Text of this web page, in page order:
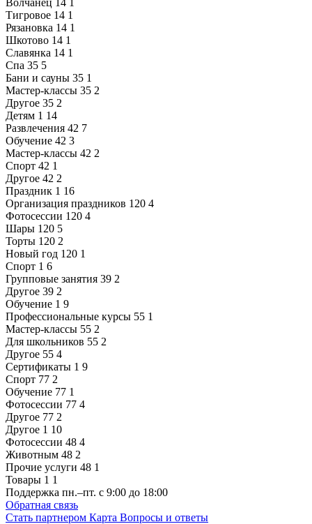
Волчанец 14 1
Тигровое 14 1
Рязановка 14 1
Шкотово 14 1
Славянка 14 1
Спа 35 5
Бани и сауны 35 1
Мастер-классы 35 2
Другое 35 2
Детям 1 14
Развлечения 42 7
Обучение 42 3
Мастер-классы 42 2
Спорт 42 1
Другое 42 2
Праздник 1 16
Организация праздников 120 4
Фотосессии 120 4
Шары 120 5
Торты 120 2
Новый год 120 1
Спорт 1 6
Групповые занятия 39 2
Другое 39 2
Обучение 1 9
Профессиональные курсы 55 1
Мастер-классы 55 2
Для школьников 55 2
Другое 55 4
Сертификаты 1 9
Спорт 77 2
Обучение 77 1
Фотосессии 77 4
Другое 77 2
Другое 1 10
Фотосессии 48 4
Животным 48 2
Прочие услуги 48 1
Товары 1 1
Поддержка пн.–пт. с 9:00 до 18:00
Обратная связь
Стать партнером Карта Вопросы и ответы